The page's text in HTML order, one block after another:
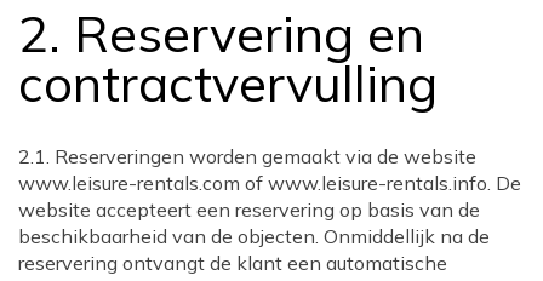
2. Reservering en
contractvervulling
2.1. Reserveringen worden gemaakt via de website
www.leisure-rentals.com of www.leisure-rentals.info. De
website accepteert een reservering op basis van de
beschikbaarheid van de objecten. Onmiddellijk na de
reservering ontvangt de klant een automatische